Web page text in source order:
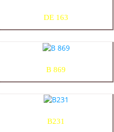
DE 163
B 869
B231